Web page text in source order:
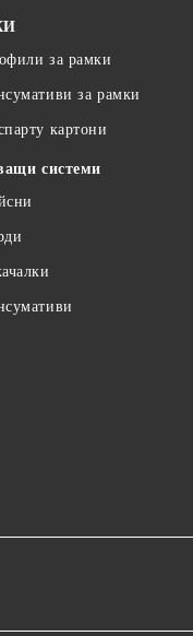
за рамки
за рамки
картони
системи